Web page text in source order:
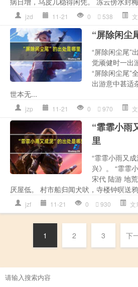
jzd 11-21 0 538
“屏除闲尘
“屏除闲尘尾”
觉顽健时一出
“屏除闲尘尾”
出游意中甚适
世本无...
jzp 11-21 0 970
“霏霏小雨
里
“霏霏小雨又
兴》。 “霏霏
宋代 陆游 地
厌屋低。 村市船归闻犬吠，寺楼钟暝送
jzf 11-21 0 930 文
1 2 3 下